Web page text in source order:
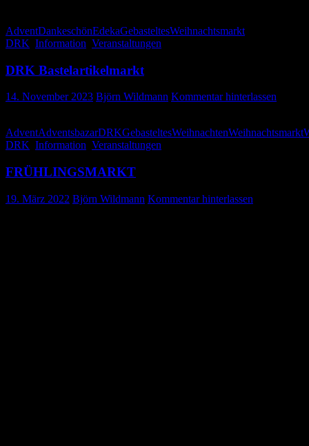
AdventDankeschönEdekaGebasteltesWeihnachtsmarkt
DRK Information Veranstaltungen
DRK Bastelartikelmarkt
14. November 2023 Björn Wildmann Kommentar hinterlassen
AdventAdventsbazarDRKGebasteltesWeihnachtenWeihnachtsmarkt
DRK Information Veranstaltungen
FRÜHLINGSMARKT
19. März 2022 Björn Wildmann Kommentar hinterlassen